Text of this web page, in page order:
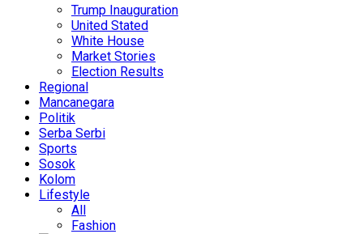
Trump Inauguration
United Stated
White House
Market Stories
Election Results
Regional
Mancanegara
Politik
Serba Serbi
Sports
Sosok
Kolom
Lifestyle
All
Fashion